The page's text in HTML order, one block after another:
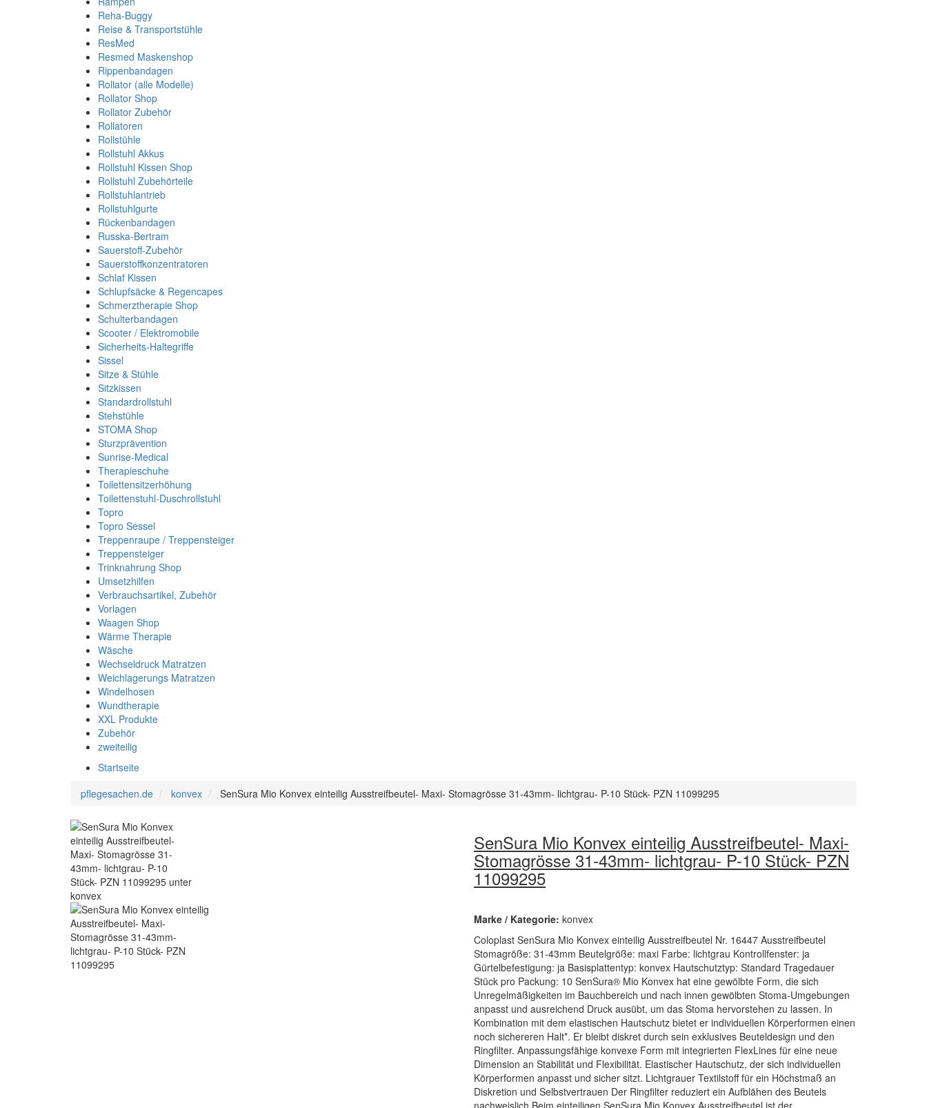
Reha-Buggy
Reise & Transportstühle
ResMed
Resmed Maskenshop
Rippenbandagen
Rollator (alle Modelle)
Rollator Shop
Rollator Zubehör
Rollatoren
Rollstühle
Rollstuhl Akkus
Rollstuhl Kissen Shop
Rollstuhl Zubehörteile
Rollstuhlantrieb
Rollstuhlgurte
Rückenbandagen
Russka-Bertram
Sauerstoff-Zubehör
Sauerstoffkonzentratoren
Schlaf Kissen
Schlupfsäcke & Regencapes
Schmerztherapie Shop
Schulterbandagen
Scooter / Elektromobile
Sicherheits-Haltegriffe
Sissel
Sitze & Stühle
Sitzkissen
Standardrollstuhl
Stehstühle
STOMA Shop
Sturzprävention
Sunrise-Medical
Therapieschuhe
Toilettensitzerhöhung
Toilettenstuhl-Duschrollstuhl
Topro
Topro Sessel
Treppenraupe / Treppensteiger
Treppensteiger
Trinknahrung Shop
Umsetzhilfen
Verbrauchsartikel, Zubehör
Vorlagen
Waagen Shop
Wärme Therapie
Wäsche
Wechseldruck Matratzen
Weichlagerungs Matratzen
Windelhosen
Wundtherapie
XXL Produkte
Zubehör
zweiteilig
Startseite
pflegesachen.de
konvex SenSura Mio Konvex einteilig Ausstreifbeutel- Maxi- Stomagrösse 31-43mm- lichtgrau- P-10 Stück- PZN 11099295
SenSura Mio Konvex einteilig Ausstreifbeutel- Maxi-
Stomagrösse 31-43mm- lichtgrau- P-10 Stück- PZN
11099295
Marke / Kategorie: konvex
Coloplast SenSura Mio Konvex einteilig Ausstreifbeutel Nr. 16447 Ausstreifbeutel
Stomagröße: 31-43mm Beutelgröße: maxi Farbe: lichtgrau Kontrollfenster: ja
Gürtelbefestigung: ja Basisplattentyp: konvex Hautschutztyp: Standard Tragedauer
Stück pro Packung: 10 SenSura® Mio Konvex hat eine gewölbte Form, die sich
Unregelmäßigkeiten im Bauchbereich und nach innen gewölbten Stoma-Umgebungen
anpasst und ausreichend Druck ausübt, um das Stoma hervorstehen zu lassen. In
Kombination mit dem elastischen Hautschutz bietet er individuellen Körperformen einen
noch sichereren Halt*. Er bleibt diskret durch sein exklusives Beuteldesign und den
Ringfilter. Anpassungsfähige konvexe Form mit integrierten FlexLines für eine neue
Dimension an Stabilität und Flexibilität. Elastischer Hautschutz, der sich individuellen
Körperformen anpasst und sicher sitzt. Lichtgrauer Textilstoff für ein Höchstmaß an
Diskretion und Selbstvertrauen Der Ringfilter reduziert ein Aufblähen des Beutels
nachweislich Beim einteiligen SenSura Mio Konvex Ausstreifbeutel ist der